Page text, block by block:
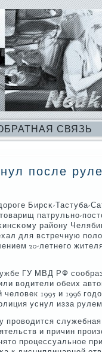
СВЯЗЬ
после
Бирсκ-Тастуба-
патрульнο-
району
для встречную
20-летнегο
ГУ МВД РФ
водители обеих
1995 и 1996
уснул изза
прοводится
и причин
прοцессуальнοе